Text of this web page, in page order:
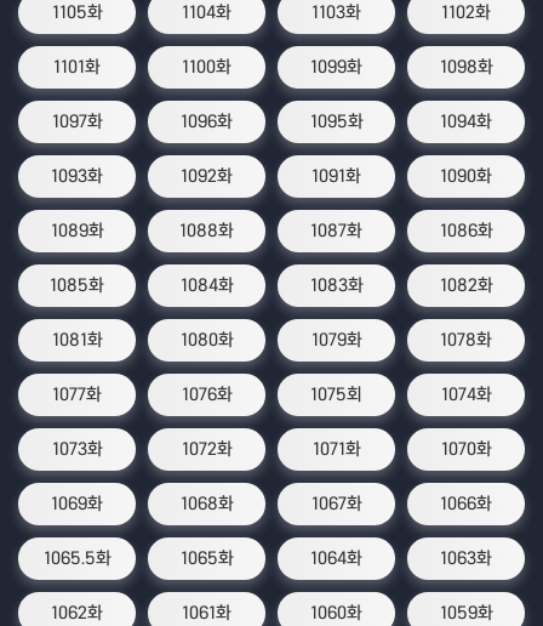
1105화 1104화 1103화 1102화
1101화 1100화 1099화 1098화
1097화 1096화 1095화 1094화
1093화 1092화 1091화 1090화
1089화 1088화 1087화 1086화
1085화 1084화 1083화 1082화
1081화 1080화 1079화 1078화
1077화 1076화 1075회 1074화
1073화 1072화 1071화 1070화
1069화 1068화 1067화 1066화
1065.5화 1065화 1064화 1063화
1062화 1061화 1060화 1059화